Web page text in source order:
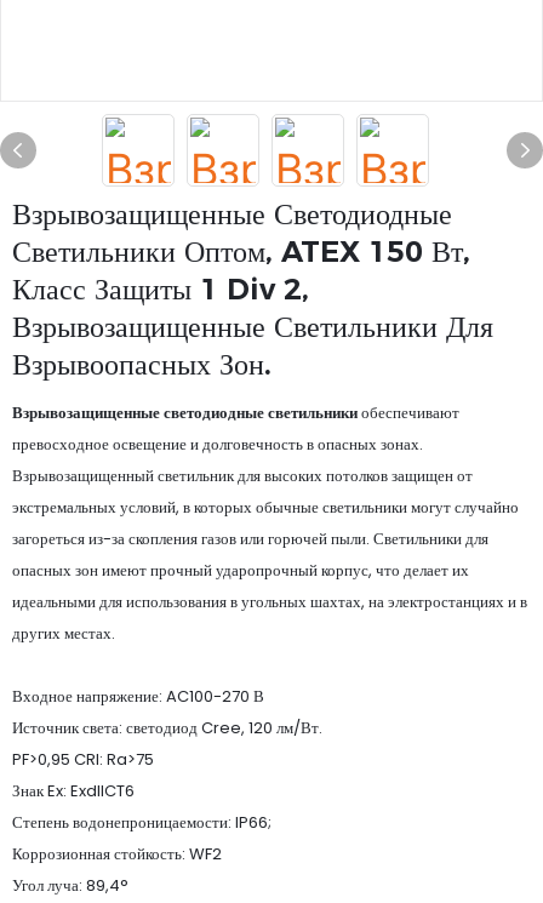
Взрывозащищенные Светодиодные
Светильники Оптом, ATEX 150 Вт,
Класс Защиты 1 Div 2,
Взрывозащищенные Светильники Для
Взрывоопасных Зон.
Взрывозащищенные светодиодные светильникиобеспечивают
превосходное освещение и долговечность в опасных зонах.
Взрывозащищенный светильник для высоких потолков защищен от
экстремальных условий, в которых обычные светильники могут случайно
загореться из-за скопления газов или горючей пыли. Светильники для
опасных зон имеют прочный ударопрочный корпус, что делает их
идеальными для использования в угольных шахтах, на электростанциях и в
других местах.
Входное напряжение: AC100-270 В
Источник света: светодиод Cree, 120 лм/Вт.
PF>0,95 CRI: Ra>75
Знак Ex: ExdIICT6
Степень водонепроницаемости: IP66;
Коррозионная стойкость: WF2
Угол луча: 89,4°